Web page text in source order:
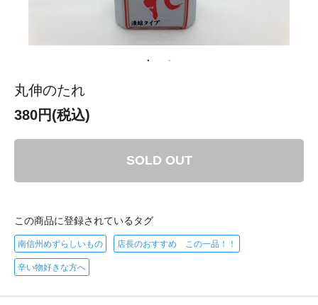
丸伸のたれ
380円(税込)
SOLD OUT
この商品に登録されているタグ
南信州めずらしいもの 店長のおすすめ この一品！！
辛い物好きな方へ